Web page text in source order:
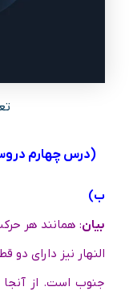
(درس چهارم
ب)
بیان: همانند هر
النهار نیز دارای
جنوب است. از آنجا